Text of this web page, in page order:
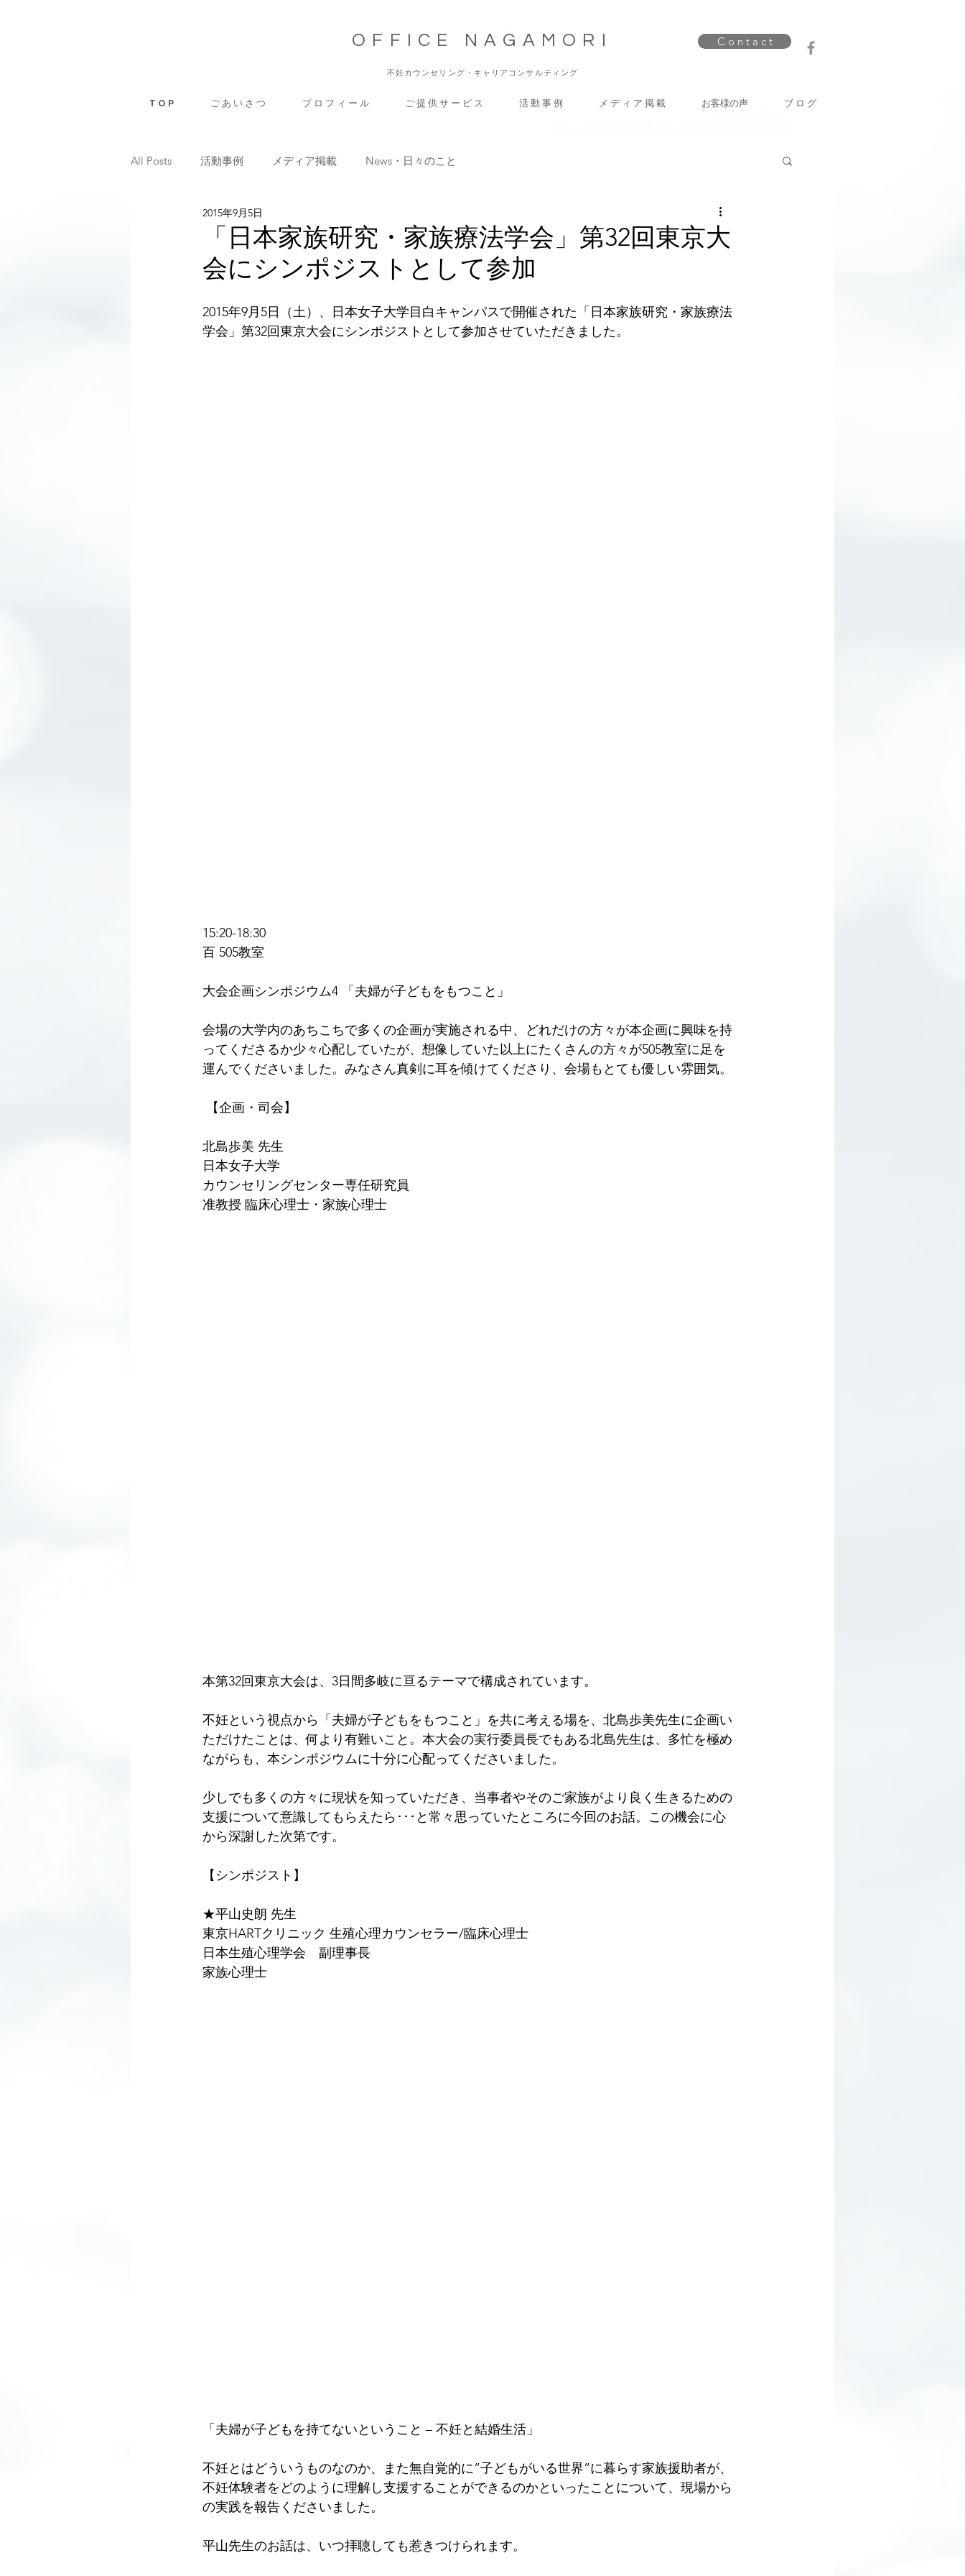
OFFICE NAGAMORI C o n t a c t
不妊カウンセリング・キャリアコンサルティング
T O P ご あ い さ つ プ ロ フ ィ ー ル ご 提 供 サ ー ビ ス 活 動 事 例 メ デ ィ ア 掲 載 お客様の声 ブ ロ グ
All Posts 活動事例 メディア掲載 News・日々のこと
「日本家族研究・家族療法学会」第32回東京大
会にシンポジストとして参加
2015年9月5日
2015年9月5日（土）、日本女子大学目白キャンパスで開催された「日本家族研究・家族療法
学会」第32回東京大会にシンポジストとして参加させていただきました。
15:20-18:30
百 505教室
大会企画シンポジウム4 「夫婦が子どもをもつこと」
会場の大学内のあちこちで多くの企画が実施される中、どれだけの方々が本企画に興味を持
ってくださるか少々心配していたが、想像していた以上にたくさんの方々が505教室に足を
運んでくださいました。みなさん真剣に耳を傾けてくださり、会場もとても優しい雰囲気。
【企画・司会】
北島歩美 先生
日本女子大学
カウンセリングセンター専任研究員
准教授 臨床心理士・家族心理士
本第32回東京大会は、3日間多岐に亘るテーマで構成されています。
不妊という視点から「夫婦が子どもをもつこと」を共に考える場を、北島歩美先生に企画い
ただけたことは、何より有難いこと。本大会の実行委員長でもある北島先生は、多忙を極め
ながらも、本シンポジウムに十分に心配ってくださいました。
少しでも多くの方々に現状を知っていただき、当事者やそのご家族がより良く生きるための
支援について意識してもらえたら･･･と常々思っていたところに今回のお話。この機会に心
から深謝した次第です。
【シンポジスト】
★平山史朗 先生
東京HARTクリニック 生殖心理カウンセラー/臨床心理士
日本生殖心理学会　副理事長
家族心理士
「夫婦が子どもを持てないということ – 不妊と結婚生活」
不妊とはどういうものなのか、また無自覚的に”子どもがいる世界”に暮らす家族援助者が、
不妊体験者をどのように理解し支援することができるのかといったことについて、現場から
の実践を報告くださいました。
平山先生のお話は、いつ拝聴しても惹きつけられます。